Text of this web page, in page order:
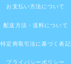
お支払い方法について
配送方法・送料について
特定商取引法に基づく表記
プライバシーポリシー